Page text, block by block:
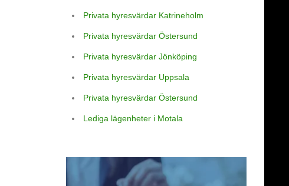
Privata hyresvärdar Katrineholm
Privata hyresvärdar Östersund
Privata hyresvärdar Jönköping
Privata hyresvärdar Uppsala
Privata hyresvärdar Östersund
Lediga lägenheter i Motala